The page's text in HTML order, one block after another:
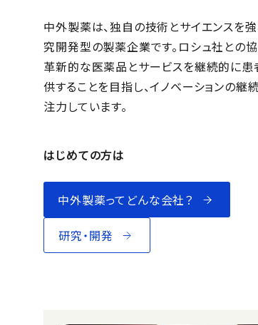
中外製薬は、独自の技術とサイエンスを強
究開発型の製薬企業です。ロシュ社との協
革新的な医薬品とサービスを継続的に患
供することを目指し、イノベーションの継
注力しています。
はじめての方は
中外製薬ってどんな会社？
研究・開発